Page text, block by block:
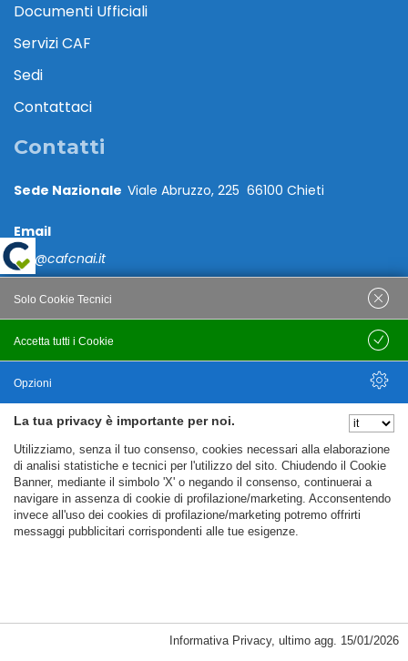
Documenti Ufficiali
Servizi CAF
Sedi
Contattaci
Contatti
Sede Nazionale Viale Abruzzo, 225 66100 Chieti
Email
caf@cafcnai.it
Posta Certificata
PRIVACY
Note Legali
Policy
Cookie Policy
La tua privacy è importante per noi.
Utilizziamo, senza il tuo consenso, cookies necessari alla elaborazione
di analisi statistiche e tecnici per l'utilizzo del sito. Chiudendo il Cookie
Banner, mediante il simbolo 'X' o negando il consenso, continuerai a
navigare in assenza di cookie di profilazione/marketing. Acconsentendo
invece all'uso dei cookies di profilazione/marketing potremo offrirti
messaggi pubblicitari corrispondenti alle tue esigenze.
Accetta tutti i Cookie
Solo Cookie Tecnici
Salva
Opzioni
Nascondi Opzioni
Informativa Privacy, ultimo agg. 15/01/2026